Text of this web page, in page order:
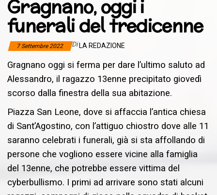
Gragnano, oggi i
funerali del tredicenne
7 Settembre 2022 Di LA REDAZIONE
Gragnano oggi si ferma per dare l’ultimo saluto ad
Alessandro, il ragazzo 13enne precipitato giovedì
scorso dalla finestra della sua abitazione.
Piazza San Leone, dove si affaccia l’antica chiesa
di Sant’Agostino, con l’attiguo chiostro dove alle 11
saranno celebrati i funerali, già si sta affollando di
persone che vogliono essere vicine alla famiglia
del 13enne, che potrebbe essere vittima del
cyberbullismo. I primi ad arrivare sono stati alcuni